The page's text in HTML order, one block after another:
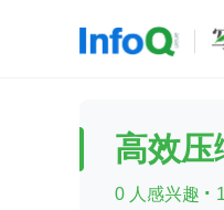
前端 AI
查看更多
高效压
0 人感兴趣 ·